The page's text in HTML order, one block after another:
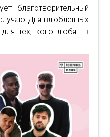
благотворительный
Дня влюбленных
для тех, кого любят в